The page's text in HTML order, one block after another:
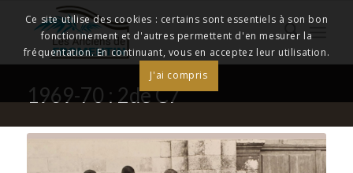
1969-70 : 2de C7
Ce site utilise des cookies : certains sont essentiels à son bon
fonctionnement et d'autres permettent d'en mesurer la
fréquentation. En continuant, vous en acceptez leur utilisation.
J'ai compris